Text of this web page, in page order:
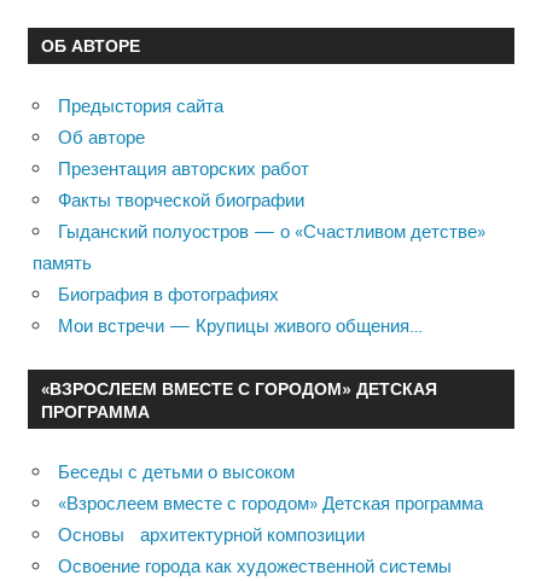
ОБ АВТОРЕ
Предыстория сайта
Об авторе
Презентация авторских работ
Факты творческой биографии
Гыданский полуостров — о «Счастливом детстве»
память
Биография в фотографиях
Мои встречи — Крупицы живого общения…
«ВЗРОСЛЕЕМ ВМЕСТЕ С ГОРОДОМ» ДЕТСКАЯ
ПРОГРАММА
Беседы с детьми о высоком
«Взрослеем вместе с городом» Детская программа
Основы архитектурной композиции
Освоение города как художественной системы